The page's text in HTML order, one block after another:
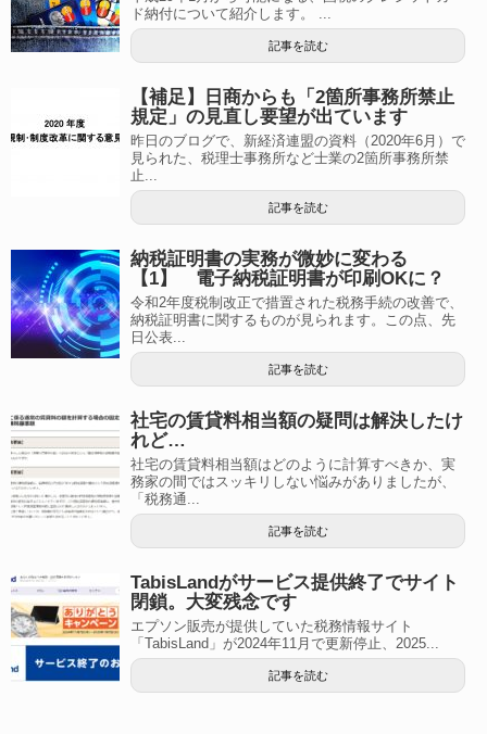
ド納付について紹介します。 ...
記事を読む
【補足】日商からも「2箇所事務所禁止
規定」の見直し要望が出ています
昨日のブログで、新経済連盟の資料（2020年6月）で
見られた、税理士事務所など士業の2箇所事務所禁
止...
記事を読む
納税証明書の実務が微妙に変わる
【1】 電子納税証明書が印刷OKに？
令和2年度税制改正で措置された税務手続の改善で、
納税証明書に関するものが見られます。この点、先
日公表...
記事を読む
社宅の賃貸料相当額の疑問は解決したけ
れど…
社宅の賃貸料相当額はどのように計算すべきか、実
務家の間ではスッキリしない悩みがありましたが、
「税務通...
記事を読む
TabisLandがサービス提供終了でサイト
閉鎖。大変残念です
エプソン販売が提供していた税務情報サイト
「TabisLand」が2024年11月で更新停止、2025...
記事を読む